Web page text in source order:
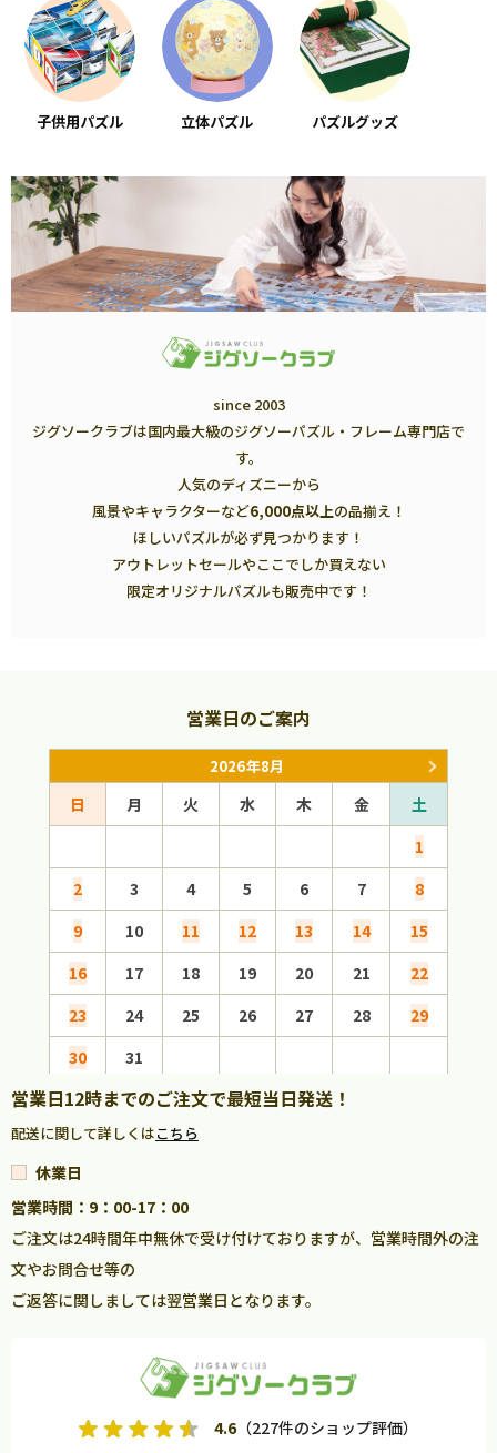
子供用パズル 立体パズル パズルグッズ
since 2003
ジグソークラブは国内最大級のジグソーパズル・フレーム専門店で
す。
人気のディズニーから
風景やキャラクターなど6,000点以上の品揃え！
ほしいパズルが必ず見つかります！
アウトレットセールやここでしか買えない
限定オリジナルパズルも販売中です！
営業日のご案内
2026年8月
日 月 火 水 木 金
土
1
2
3 4 5 6 7
8
9
10 11 12 13 14
15
16
17 18 19 20 21
22
23
24 25 26 27 28
29
30
31
営業日12時までのご注文で最短当日発送！
配送に関して詳しくはこちら
休業日
営業時間：9：00-17：00
ご注文は24時間年中無休で受け付けておりますが、営業時間外の注
文やお問合せ等の
ご返答に関しましては翌営業日となります。
4.6 （227件のショップ評価）